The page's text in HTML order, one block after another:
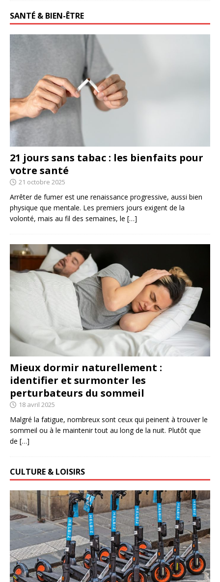
SANTÉ & BIEN-ÊTRE
21 jours sans tabac : les bienfaits pour
votre santé
21 octobre 2025
Arrêter de fumer est une renaissance progressive, aussi bien
physique que mentale. Les premiers jours exigent de la
volonté, mais au fil des semaines, le […]
Mieux dormir naturellement :
identifier et surmonter les
perturbateurs du sommeil
18 avril 2025
Malgré la fatigue, nombreux sont ceux qui peinent à trouver le
sommeil ou à le maintenir tout au long de la nuit. Plutôt que
de […]
CULTURE & LOISIRS